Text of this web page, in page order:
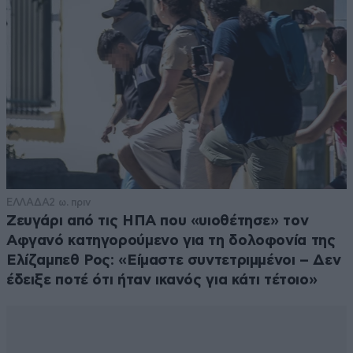
Leukothei 11·06·2026 09:32
To motivo uparchei.Ton petoussan apo to
spiti.Uparchei omos kai ena akomi atomo sto spiti?
Απαντήστε 0 0
Τι πλάνο 10·06·2026 19:17
Πλανάρα…δεν φαίνεται τιπουτα 😂
Απαντήστε 0 0
ΕΛΛΑΔΑ2 ω. πριν
Ζευγάρι από τις ΗΠΑ που «υιοθέτησε» τον
Αφγανό κατηγορούμενο για τη δολοφονία της
Ελίζαμπεθ Ρος: «Είμαστε συντετριμμένοι – Δεν
έδειξε ποτέ ότι ήταν ικανός για κάτι τέτοιο»